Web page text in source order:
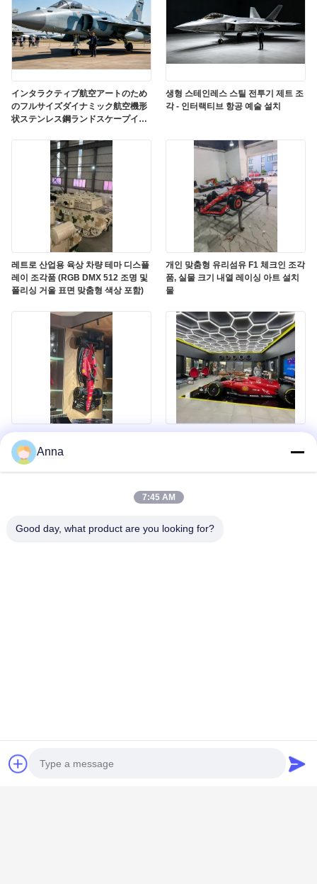
インタラクティブ航空アートのため
のフルサイズダイナミック航空機形
状ステンレス鋼ランドスケープイン
생형 스테인레스 스틸 전투기 제트 조
각 - 인터랙티브 항공 예술 설치
레트로 산업용 육상 차량 테마 디스플
레이 조각품 (RGB DMX 512 조명 및
폴리싱 거울 표면 맞춤형 색상 포함)
개인 맞춤형 유리섬유 F1 체크인 조각
품, 실물 크기 내열 레이싱 아트 설치
물
모델, 갤러리 및 쇼핑몰 장식용 내마모
성 레이싱 조각
스플레이 모델, 쇼핑몰 창문 및 자동차
Anna
7:45 AM
Good day, what product are you looking for?